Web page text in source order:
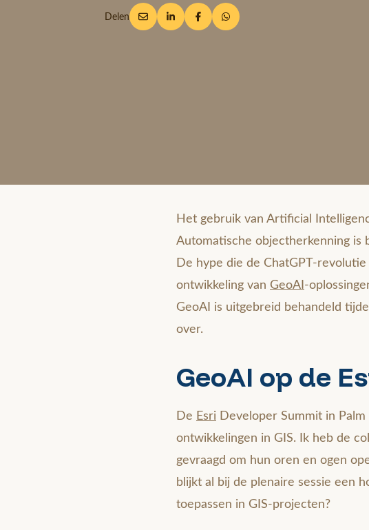
Delen
Het gebruik van Artificial
Automatische objectherkenning is
De hype die de ChatGPT-
ontwikkeling van GeoAI-
GeoAI is uitgebreid behandeld
over.
GeoAI op de
De Esri Developer Summit in
ontwikkelingen in GIS. Ik heb de
gevraagd om hun oren en ogen
blijkt al bij de plenaire sessie een
toepassen in GIS-projecten?